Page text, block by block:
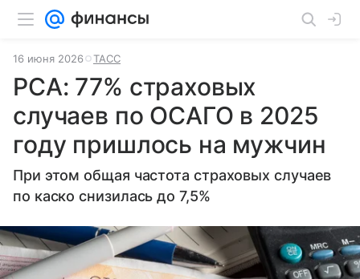
16 июня 2026 ТАСС
РСА: 77% страховых
случаев по ОСАГО в 2025
году пришлось на мужчин
При этом общая частота страховых случаев
по каско снизилась до 7,5%